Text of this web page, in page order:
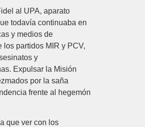
al UPA, aparato
todavía continuaba en
y medios de
partidos MIR y PCV,
y
Expulsar la Misión
por la saña
frente al hegemón
que ver con los